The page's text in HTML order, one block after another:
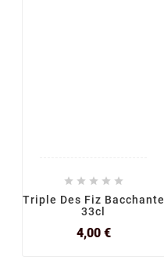
    
Triple Des Fiz Bacchante
33cl
4,00 €Prix